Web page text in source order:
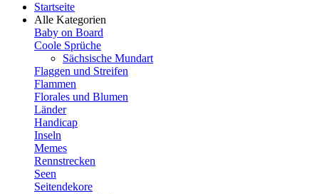
Startseite
Alle Kategorien
Baby on Board
Coole Sprüche
Sächsische Mundart
Flaggen und Streifen
Flammen
Florales und Blumen
Länder
Handicap
Inseln
Memes
Rennstrecken
Seen
Seitendekore